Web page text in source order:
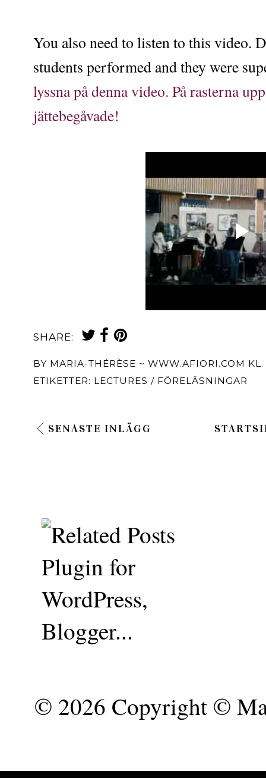
You also need to listen to this video.
students performed and they were
lyssna på denna video. På rasterna
jättebegåvade!
SHARE:
BY MARIA-THÉRÈSE ~ WWW.AFIORI.COM KL.
ETIKETTER: LECTURES / FÖRELÄSNINGAR
SENASTE INLÄGG
© 2026 Copyright ©